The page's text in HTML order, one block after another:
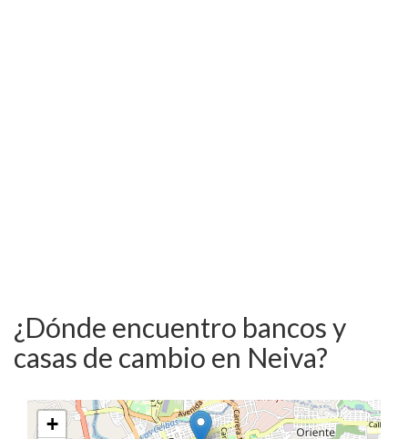
¿Dónde encuentro bancos y
casas de cambio en Neiva?
+